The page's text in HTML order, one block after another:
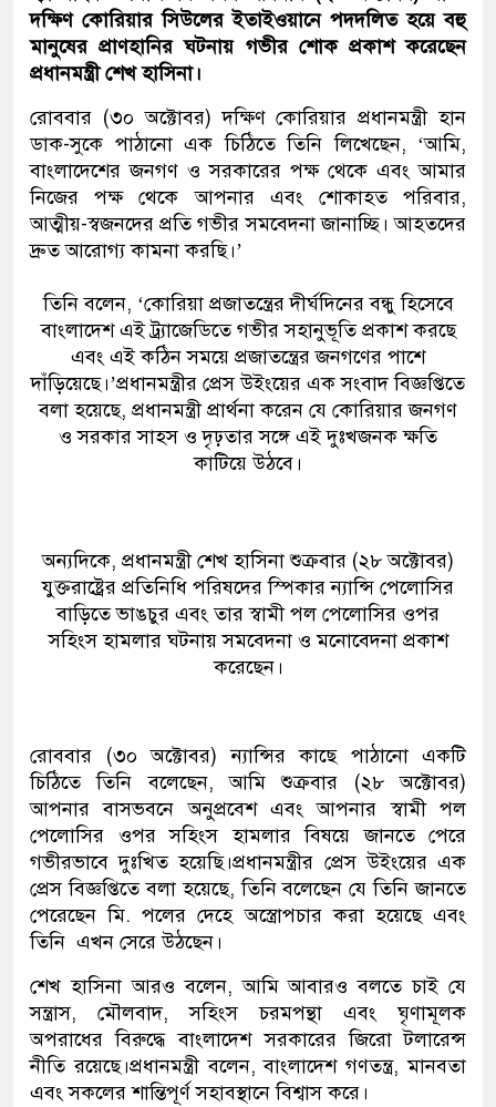
দক্ষিণ কোরিয়ার সিউলের ইতাইওয়ানে পদদলিত হয়ে বহু
মানুষের প্রাণহানির ঘটনায় গভীর শোক প্রকাশ করেছেন
প্রধানমন্ত্রী শেখ হাসিনা।
রোববার (৩০ অক্টোবর) দক্ষিণ কোরিয়ার প্রধানমন্ত্রী হান
ডাক-সুকে পাঠানো এক চিঠিতে তিনি লিখেছেন, ‘আমি,
বাংলাদেশের জনগণ ও সরকারের পক্ষ থেকে এবং আমার
নিজের পক্ষ থেকে আপনার এবং শোকাহত পরিবার,
আত্মীয়-স্বজনদের প্রতি গভীর সমবেদনা জানাচ্ছি। আহতদের
দ্রুত আরোগ্য কামনা করছি।’
তিনি বলেন, ‘কোরিয়া প্রজাতন্ত্রের দীর্ঘদিনের বন্ধু হিসেবে
বাংলাদেশ এই ট্র্যাজেডিতে গভীর সহানুভূতি প্রকাশ করছে
এবং এই কঠিন সময়ে প্রজাতন্ত্রের জনগণের পাশে
দাঁড়িয়েছে।’প্রধানমন্ত্রীর প্রেস উইংয়ের এক সংবাদ বিজ্ঞপ্তিতে
বলা হয়েছে, প্রধানমন্ত্রী প্রার্থনা করেন যে কোরিয়ার জনগণ
ও সরকার সাহস ও দৃঢ়তার সঙ্গে এই দুঃখজনক ক্ষতি
কাটিয়ে উঠবে।
অন্যদিকে, প্রধানমন্ত্রী শেখ হাসিনা শুক্রবার (২৮ অক্টোবর)
যুক্তরাষ্ট্রের প্রতিনিধি পরিষদের স্পিকার ন্যান্সি পেলোসির
বাড়িতে ভাঙচুর এবং তার স্বামী পল পেলোসির ওপর
সহিংস হামলার ঘটনায় সমবেদনা ও মনোবেদনা প্রকাশ
করেছেন।
রোববার (৩০ অক্টোবর) ন্যান্সির কাছে পাঠানো একটি
চিঠিতে তিনি বলেছেন, আমি শুক্রবার (২৮ অক্টোবর)
আপনার বাসভবনে অনুপ্রবেশ এবং আপনার স্বামী পল
পেলোসির ওপর সহিংস হামলার বিষয়ে জানতে পেরে
গভীরভাবে দুঃখিত হয়েছি।প্রধানমন্ত্রীর প্রেস উইংয়ের এক
প্রেস বিজ্ঞপ্তিতে বলা হয়েছে, তিনি বলেছেন যে তিনি জানতে
পেরেছেন মি. পলের দেহে অস্ত্রোপচার করা হয়েছে এবং
তিনি এখন সেরে উঠছেন।
শেখ হাসিনা আরও বলেন, আমি আবারও বলতে চাই যে
সন্ত্রাস, মৌলবাদ, সহিংস চরমপন্থা এবং ঘৃণামূলক
অপরাধের বিরুদ্ধে বাংলাদেশ সরকারের জিরো টলারেন্স
নীতি রয়েছে।প্রধানমন্ত্রী বলেন, বাংলাদেশ গণতন্ত্র, মানবতা
এবং সকলের শান্তিপূর্ণ সহাবস্থানে বিশ্বাস করে।